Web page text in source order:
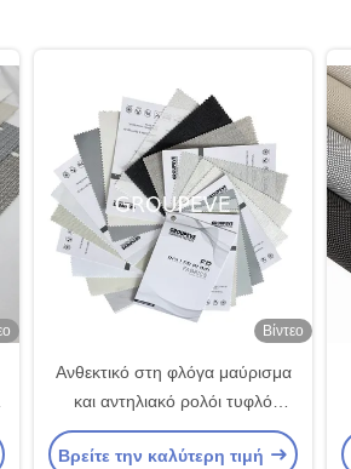
Βίντεο
Ανθεκτικό στη φλόγα μαύρισμα
και αντηλιακό ρολόι τυφλό
ύφασμα UV αδιάβροχο
Βρείτε την καλύτερη τιμή